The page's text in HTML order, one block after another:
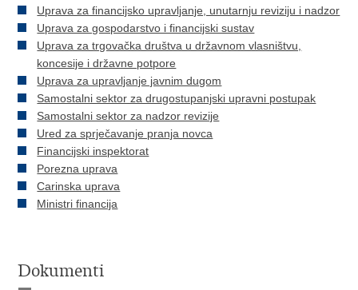
Uprava za financijsko upravljanje, unutarnju reviziju i nadzor
Uprava za gospodarstvo i financijski sustav
Uprava za trgovačka društva u državnom vlasništvu,
koncesije i državne potpore
Uprava za upravljanje javnim dugom
Samostalni sektor za drugostupanjski upravni postupak
Samostalni sektor za nadzor revizije
Ured za sprječavanje pranja novca
Financijski inspektorat
Porezna uprava
Carinska uprava
Ministri financija
Dokumenti